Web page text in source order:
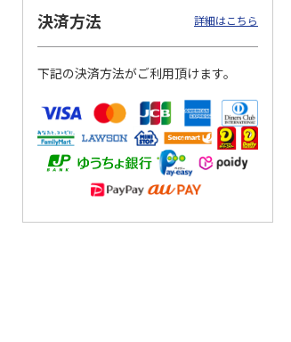
決済方法 詳細はこちら
下記の決済方法がご利用頂けます。